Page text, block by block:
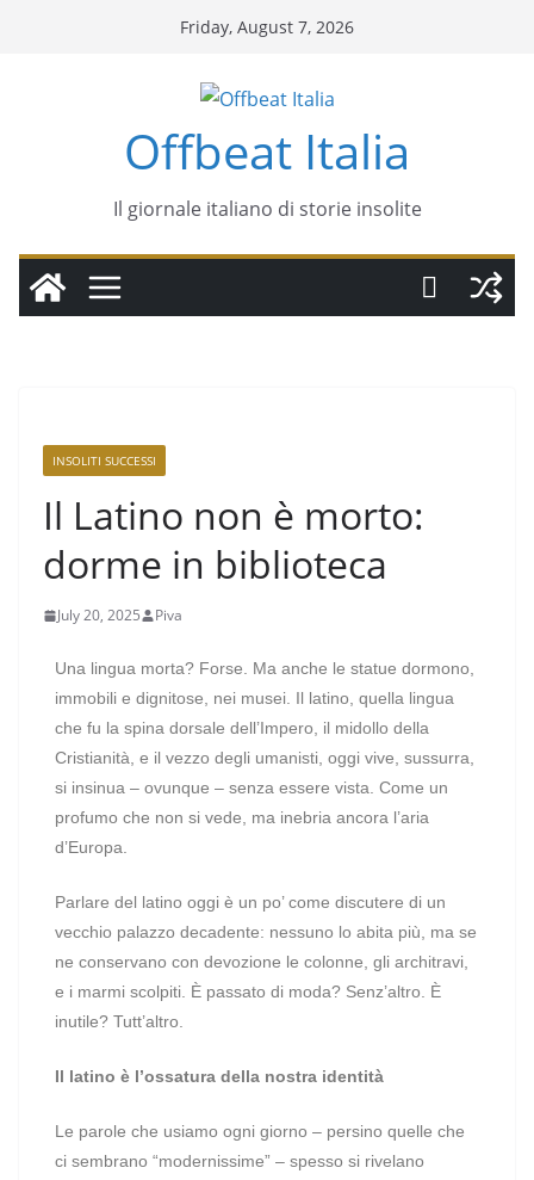
Friday, August 7, 2026
Offbeat Italia
Il giornale italiano di storie insolite
INSOLITI SUCCESSI
Il Latino non è morto:
dorme in biblioteca
July 20, 2025 Piva
Una lingua morta? Forse. Ma anche le statue dormono,
immobili e dignitose, nei musei. Il latino, quella lingua
che fu la spina dorsale dell’Impero, il midollo della
Cristianità, e il vezzo degli umanisti, oggi vive, sussurra,
si insinua – ovunque – senza essere vista. Come un
profumo che non si vede, ma inebria ancora l’aria
d’Europa.
Parlare del latino oggi è un po’ come discutere di un
vecchio palazzo decadente: nessuno lo abita più, ma se
ne conservano con devozione le colonne, gli architravi,
e i marmi scolpiti. È passato di moda? Senz’altro. È
inutile? Tutt’altro.
Il latino è l’ossatura della nostra identità
Le parole che usiamo ogni giorno – persino quelle che
ci sembrano “modernissime” – spesso si rivelano